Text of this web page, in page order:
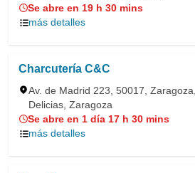
Se abre en 19 h 30 mins
más detalles
Charcutería C&C
Av. de Madrid 223, 50017, Zaragoza,
Delicias, Zaragoza
Se abre en 1 día 17 h 30 mins
más detalles